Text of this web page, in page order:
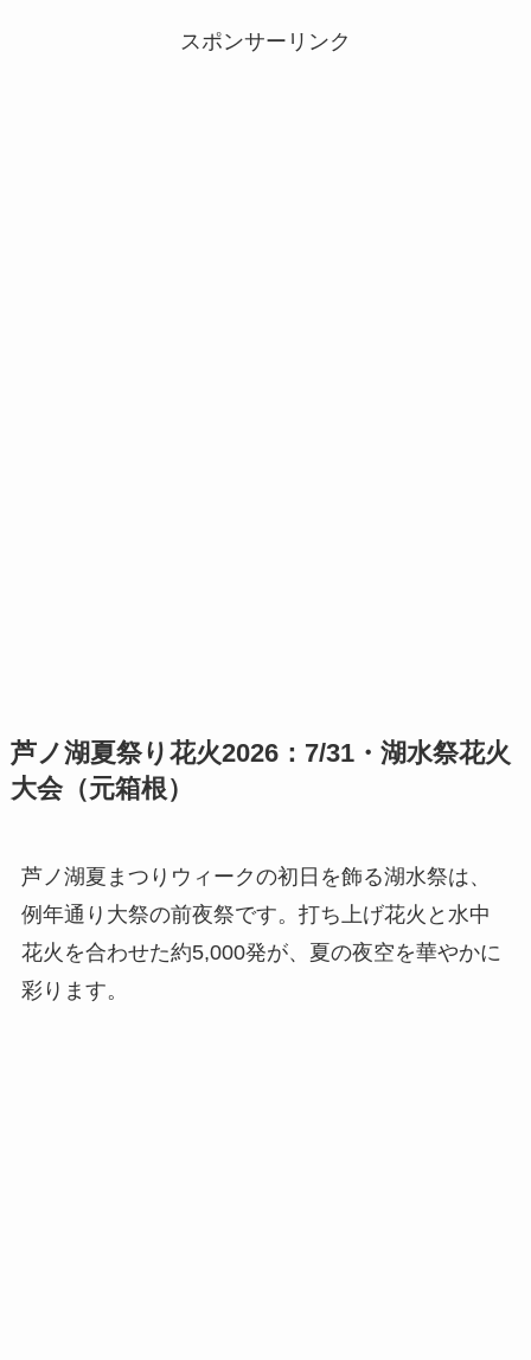
スポンサーリンク
芦ノ湖夏祭り花火2026：7/31・湖水祭花火
大会（元箱根）
芦ノ湖夏まつりウィークの初日を飾る湖水祭は、
例年通り大祭の前夜祭です。打ち上げ花火と水中
花火を合わせた約5,000発が、夏の夜空を華やかに
彩ります。